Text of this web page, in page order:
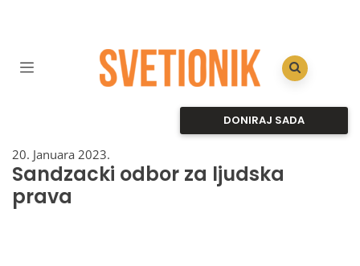
DONIRAJ SADA
20. Januara 2023.
Sandzacki odbor za ljudska
prava